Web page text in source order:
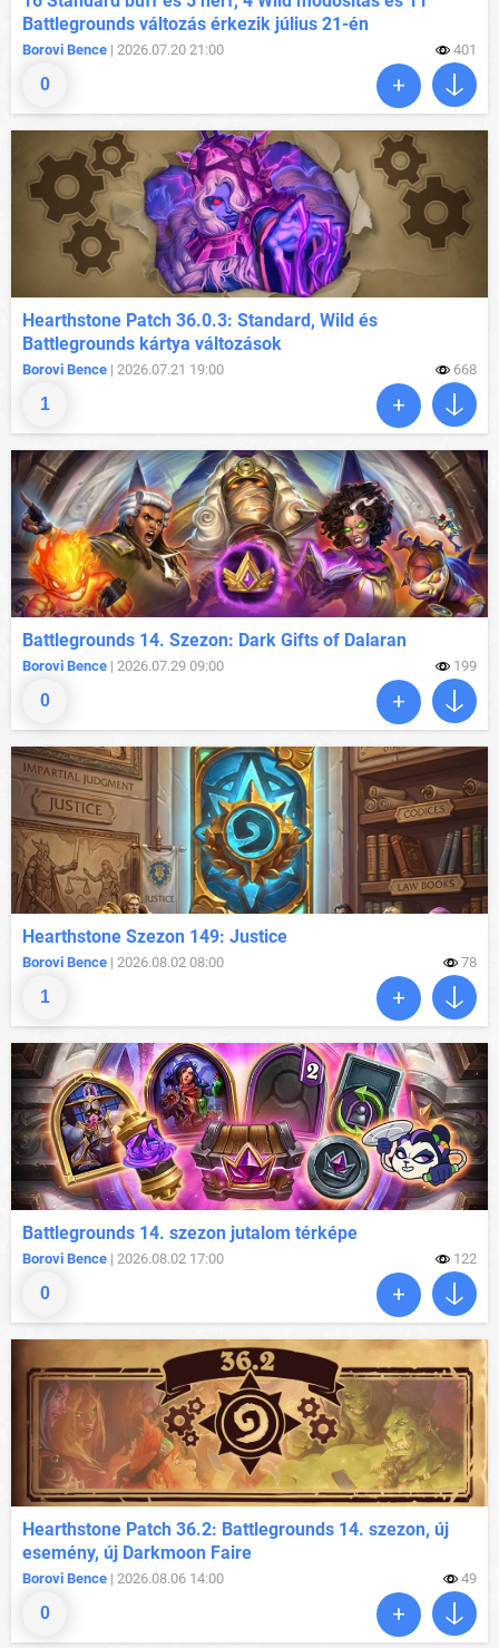
0
Battlegrounds változás érkezik július 21-én
Borovi Bence | 2026.07.20 21:00 401
1
Hearthstone Patch 36.0.3: Standard, Wild és
Battlegrounds kártya változások
Borovi Bence | 2026.07.21 19:00 668
0
Battlegrounds 14. Szezon: Dark Gifts of Dalaran
Borovi Bence | 2026.07.29 09:00 199
1
Hearthstone Szezon 149: Justice
Borovi Bence | 2026.08.02 08:00 78
0
Battlegrounds 14. szezon jutalom térképe
Borovi Bence | 2026.08.02 17:00 122
0
Hearthstone Patch 36.2: Battlegrounds 14. szezon, új
esemény, új Darkmoon Faire
Borovi Bence | 2026.08.06 14:00 49